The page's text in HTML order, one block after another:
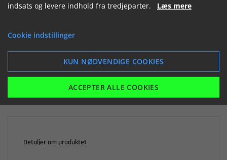
868,19 kr.inkl. moms
Detaljer om produktet
indsats og levere indhold fra tredjeparter. Læs mere
Cookie indstillinger
KUN NØDVENDIGE COOKIES
ACCEPTER ALLE COOKIES